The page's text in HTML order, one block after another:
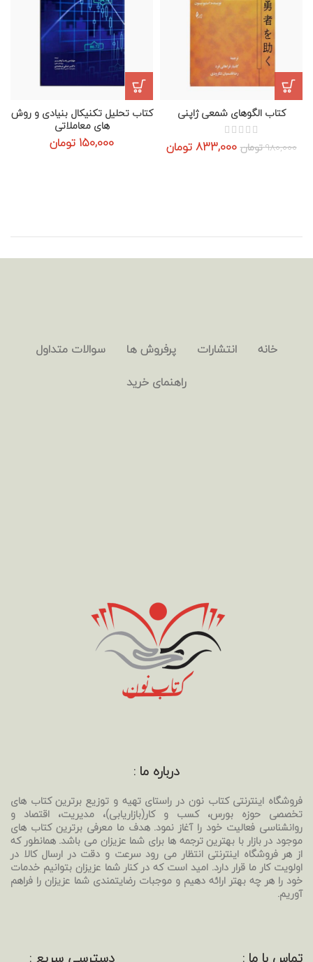
کتاب الگوهای شمعی ژاپنی
980,000تومان قیمت اصلی: 980,000 تومان بود.
833,000تومان قیمت فعلی: 833,000 تومان.
کتاب تحلیل تکنیکال بنیادی و روش
های معاملاتی
150,000 تومان
خانه انتشارات پرفروش ها
سوالات متداول
راهنمای خرید
درباره ما :
فروشگاه اینترنتی کتاب نون در راستای تهیه و توزیع برترین کتاب های
تخصصی حوزه بورس، کسب و کار(بازاریابی)، مدیریت، اقتصاد و
روانشناسی فعالیت خود را آغاز نمود. هدف ما معرفی برترین کتاب های
موجود در بازار با بهترین ترجمه ها برای شما عزیزان می باشد. همانطور که
از هر فروشگاه اینترنتی انتظار می رود سرعت و دقت در ارسال کالا در
اولویت کار ما قرار دارد. امید است که در کنار شما عزیزان بتوانیم خدمات
خود را هر چه بهتر ارائه دهیم و موجبات رضایتمندی شما عزیزان را فراهم
آوریم.